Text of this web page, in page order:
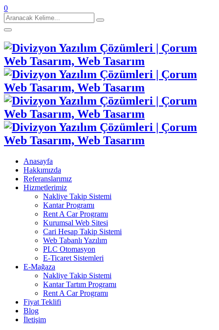
0
Aranacak
Kelime:
Anasayfa
Hakkımızda
Referanslarımız
Hizmetlerimiz
Nakliye Takip Sistemi
Kantar Programı
Rent A Car Programı
Kurumsal Web Sitesi
Cari Hesap Takip Sistemi
Web Tabanlı Yazılım
PLC Otomasyon
E-Ticaret Sistemleri
E-Mağaza
Nakliye Takip Sistemi
Kantar Tartım Programı
Rent A Car Programı
Fiyat Teklifi
Blog
İletişim